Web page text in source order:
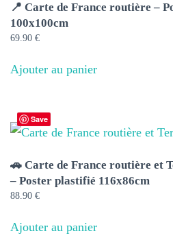
📍 Carte de France routière –
100x100cm
69.90 €
Ajouter au panier
Save
🚗 Carte de France routière et
– Poster plastifié 116x86cm
88.90 €
Ajouter au panier